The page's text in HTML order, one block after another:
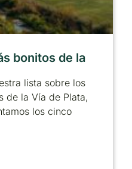
bonitos de la
lista sobre los
de la Vía de Plata,
los cinco